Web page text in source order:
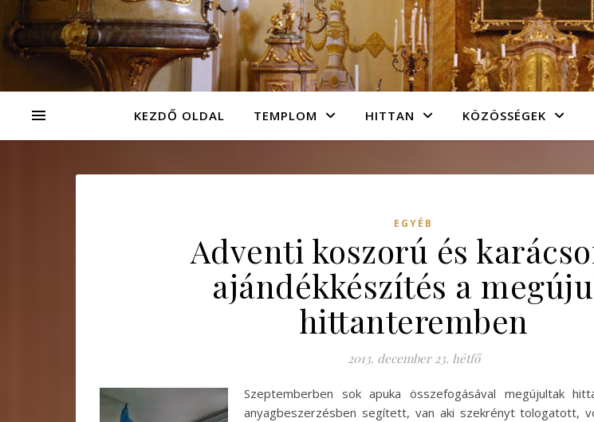
KEZDŐ OLDAL TEMPLOM HITTAN KÖZÖSSÉGEK
EGYÉB
Adventi koszorú és
ajándékkészítés a
hittanteremben
2013. december 23. hétfő
Szeptemberben sok apuka összefogásával megújultak
anyagbeszerzésben segített, van aki szekrényt tologatott,